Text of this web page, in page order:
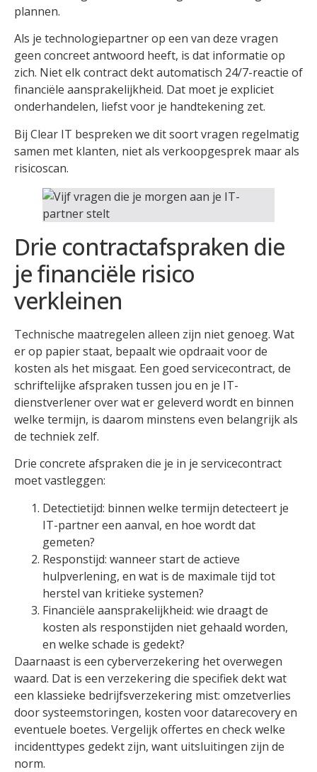
plannen.
Als je technologiepartner op een van deze vragen
geen concreet antwoord heeft, is dat informatie op
zich. Niet elk contract dekt automatisch 24/7-reactie of
financiële aansprakelijkheid. Dat moet je expliciet
onderhandelen, liefst voor je handtekening zet.
Bij Clear IT bespreken we dit soort vragen regelmatig
samen met klanten, niet als verkoopgesprek maar als
risicoscan.
Drie contractafspraken die
je financiële risico
verkleinen
Technische maatregelen alleen zijn niet genoeg. Wat
er op papier staat, bepaalt wie opdraait voor de
kosten als het misgaat. Een goed servicecontract, de
schriftelijke afspraken tussen jou en je IT-
dienstverlener over wat er geleverd wordt en binnen
welke termijn, is daarom minstens even belangrijk als
de techniek zelf.
Drie concrete afspraken die je in je servicecontract
moet vastleggen:
Detectietijd: binnen welke termijn detecteert je
IT-partner een aanval, en hoe wordt dat
gemeten?
Responstijd: wanneer start de actieve
hulpverlening, en wat is de maximale tijd tot
herstel van kritieke systemen?
Financiële aansprakelijkheid: wie draagt de
kosten als responstijden niet gehaald worden,
en welke schade is gedekt?
Daarnaast is een cyberverzekering het overwegen
waard. Dat is een verzekering die specifiek dekt wat
een klassieke bedrijfsverzekering mist: omzetverlies
door systeemstoringen, kosten voor datarecovery en
eventuele boetes. Vergelijk offertes en check welke
incidenttypes gedekt zijn, want uitsluitingen zijn de
norm.